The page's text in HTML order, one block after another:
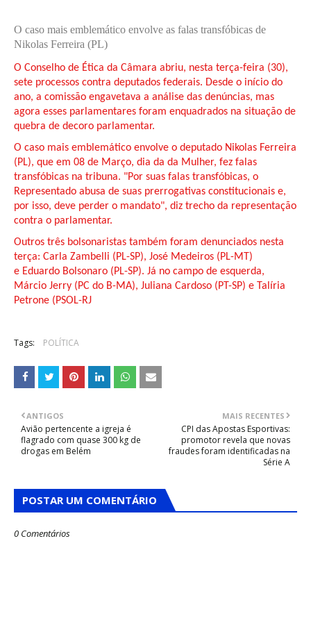
O caso mais emblemático envolve as falas transfóbicas de
Nikolas Ferreira (PL)
O Conselho de Ética da Câmara abriu, nesta terça-feira (30),
sete processos contra deputados federais. Desde o início do
ano, a comissão engavetava a análise das denúncias, mas
agora esses parlamentares foram enquadrados na situação de
quebra de decoro parlamentar.
O caso mais emblemático envolve o deputado Nikolas Ferreira
(PL), que em 08 de Março, dia da da Mulher, fez falas
transfóbicas na tribuna. "Por suas falas transfóbicas, o
Representado abusa de suas prerrogativas constitucionais e,
por isso, deve perder o mandato", diz trecho da representação
contra o parlamentar.
Outros três bolsonaristas também foram denunciados nesta
terça: Carla Zambelli (PL-SP), José Medeiros (PL-MT)
e Eduardo Bolsonaro (PL-SP). Já no campo de esquerda,
Márcio Jerry (PC do B-MA), Juliana Cardoso (PT-SP) e Talíria
Petrone (PSOL-RJ
Tags: POLÍTICA
MAIS RECENTES
CPI das Apostas Esportivas:
promotor revela que novas
fraudes foram identificadas na
Série A
ANTIGOS
Avião pertencente a igreja é
flagrado com quase 300 kg de
drogas em Belém
POSTAR UM COMENTÁRIO
0 Comentários